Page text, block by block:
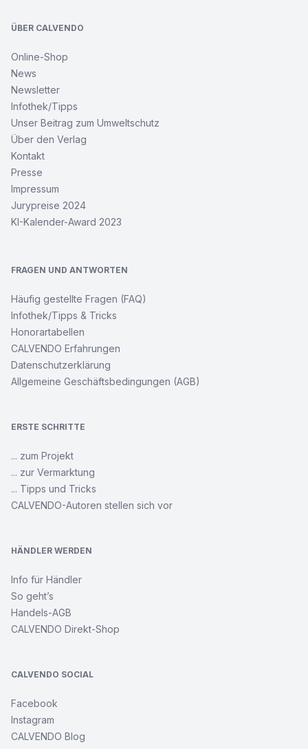
ÜBER CALVENDO
Online-Shop
News
Newsletter
Infothek/Tipps
Unser Beitrag zum Umweltschutz
Über den Verlag
Kontakt
Presse
Impressum
Jurypreise 2024
KI-Kalender-Award 2023
FRAGEN UND ANTWORTEN
Häufig gestellte Fragen (FAQ)
Infothek/Tipps & Tricks
Honorartabellen
CALVENDO Erfahrungen
Datenschutzerklärung
Allgemeine Geschäftsbedingungen (AGB)
ERSTE SCHRITTE
... zum Projekt
... zur Vermarktung
... Tipps und Tricks
CALVENDO-Autoren stellen sich vor
HÄNDLER WERDEN
Info für Händler
So geht’s
Handels-AGB
CALVENDO Direkt-Shop
CALVENDO SOCIAL
Facebook
Instagram
CALVENDO Blog